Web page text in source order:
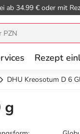
ab 34.99 € oder mit
Rezept
DHU Kreosotum D 6
g